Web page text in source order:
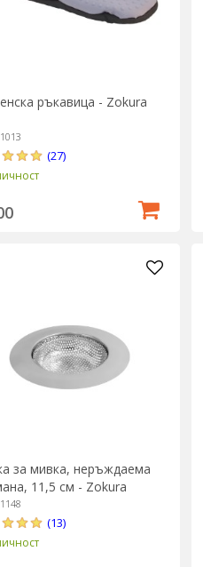
ръкавица - Zokura
(27)
за мивка, неръждаема
11,5 см - Zokura
(13)